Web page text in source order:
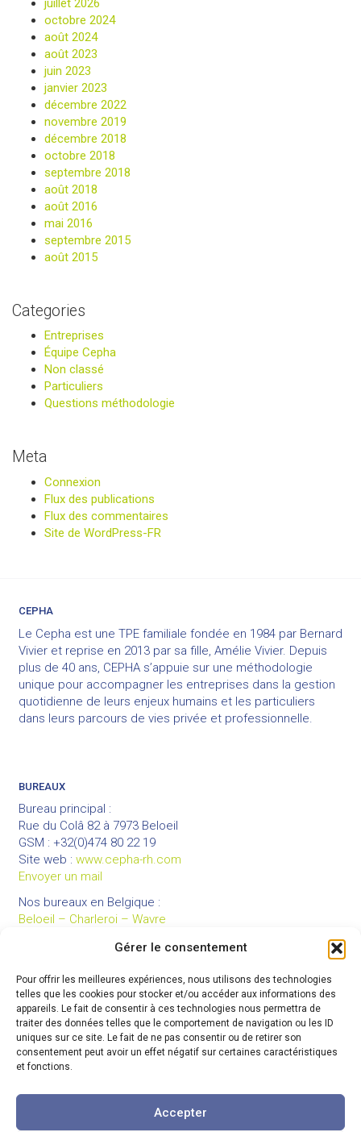
Gérer le consentement
Pour offrir les meilleures expériences, nous utilisons des technologies
telles que les cookies pour stocker et/ou accéder aux informations des
appareils. Le fait de consentir à ces technologies nous permettra de
traiter des données telles que le comportement de navigation ou les ID
uniques sur ce site. Le fait de ne pas consentir ou de retirer son
consentement peut avoir un effet négatif sur certaines caractéristiques
et fonctions.
Accepter
octobre 2024
août 2024
août 2023
juin 2023
janvier 2023
décembre 2022
novembre 2019
décembre 2018
octobre 2018
septembre 2018
août 2018
août 2016
mai 2016
septembre 2015
août 2015
Categories
Entreprises
Équipe Cepha
Non classé
Particuliers
Questions méthodologie
Meta
Connexion
Flux des publications
Flux des commentaires
Site de WordPress-FR
CEPHA
Le Cepha est une TPE familiale fondée en 1984 par Bernard
Vivier et reprise en 2013 par sa fille, Amélie Vivier. Depuis
plus de 40 ans, CEPHA s’appuie sur une méthodologie
unique pour accompagner les entreprises dans la gestion
quotidienne de leurs enjeux humains et les particuliers
dans leurs parcours de vies privée et professionnelle.
BUREAUX
Bureau principal :
Rue du Colâ 82 à 7973 Beloeil
GSM : +32(0)474 80 22 19
Site web : www.cepha-rh.com
Envoyer un mail
Nos bureaux en Belgique :
Beloeil – Charleroi – Wavre
LIENS UTILES
Mentions légales
Conditions générales de vente
Politique de confidentialité
Partenaires
Code de déontologie